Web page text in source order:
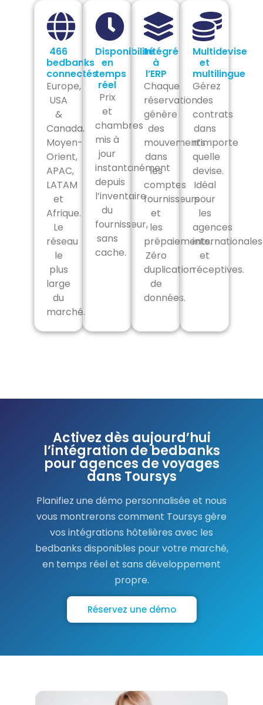
466
bedbanks
connectés
Europe,
USA
&
Canada,
Moyen-
Orient,
APAC,
LATAM
et
Afrique.
Le
réseau
le
plus
large
du
marché.
Disponibilité
en
temps
réel
Prix
et
chambres
mis à
jour
instantanément
depuis
l’inventaire
du
fournisseur,
sans
cache.
Intégré
à
l’ERP
Chaque
réservation
génère
des
mouvements
dans
les
comptes
fournisseurs
et
les
prépaiements.
Zéro
duplication
de
données.
Multidevise
et
multilingue
Gérez
des
contrats
dans
n’importe
quelle
devise.
Idéal
pour
les
agences
internationales
et
réceptives.
Activez dès aujourd’hui
l’intégration de bedbanks
pour agences de voyages
dans Toursys
Planifiez une démo personnalisée et nous
vous montrerons comment Toursys gère
vos intégrations hôtelières avec les
bedbanks disponibles pour votre marché,
en temps réel et sans développement
propre.
Réservez une démo